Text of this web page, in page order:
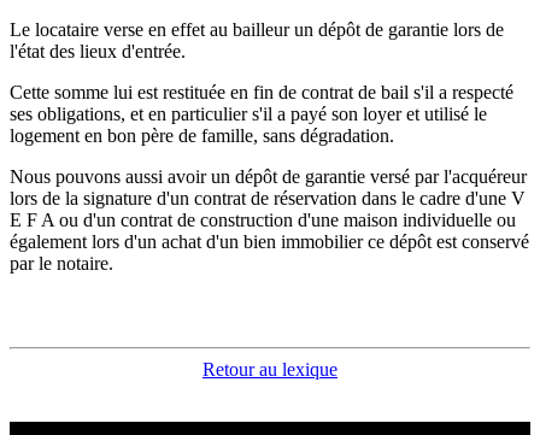
Le locataire verse en effet au bailleur un dépôt de garantie lors de
l'état des lieux d'entrée.
Cette somme lui est restituée en fin de contrat de bail s'il a respecté
ses obligations, et en particulier s'il a payé son loyer et utilisé le
logement en bon père de famille, sans dégradation.
Nous pouvons aussi avoir un dépôt de garantie versé par l'acquéreur
lors de la signature d'un contrat de réservation dans le cadre d'une V
E F A ou d'un contrat de construction d'une maison individuelle ou
également lors d'un achat d'un bien immobilier ce dépôt est conservé
par le notaire.
Retour au lexique